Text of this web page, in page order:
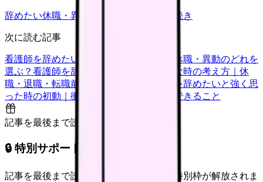
辞めたい休職・異動 退職手続き
次に読む記事
看護師を辞めたい時の判断基準｜転職・休職・異動のどれを
選ぶ？ 看護師を辞めたいけどお金が不安な時の考え方｜休
職・退職・転職前に確認すること
看護師を辞めたいと強く思
った時の初動｜衝動的に辞める前に今日できること
記事を最後まで読むと解放
🔒 特別サポート枠（未開放）
記事を最後まで読むと、転職サポートの特別枠が解放されま